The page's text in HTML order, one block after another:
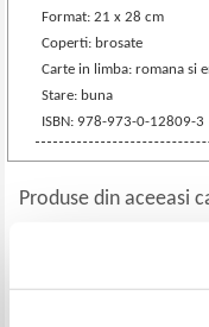
Format: 21 x 28 cm
Coperti: brosate
Carte in limba: romana si
Stare: buna
ISBN: 978-973-0-12809-3
Produse din aceeasi